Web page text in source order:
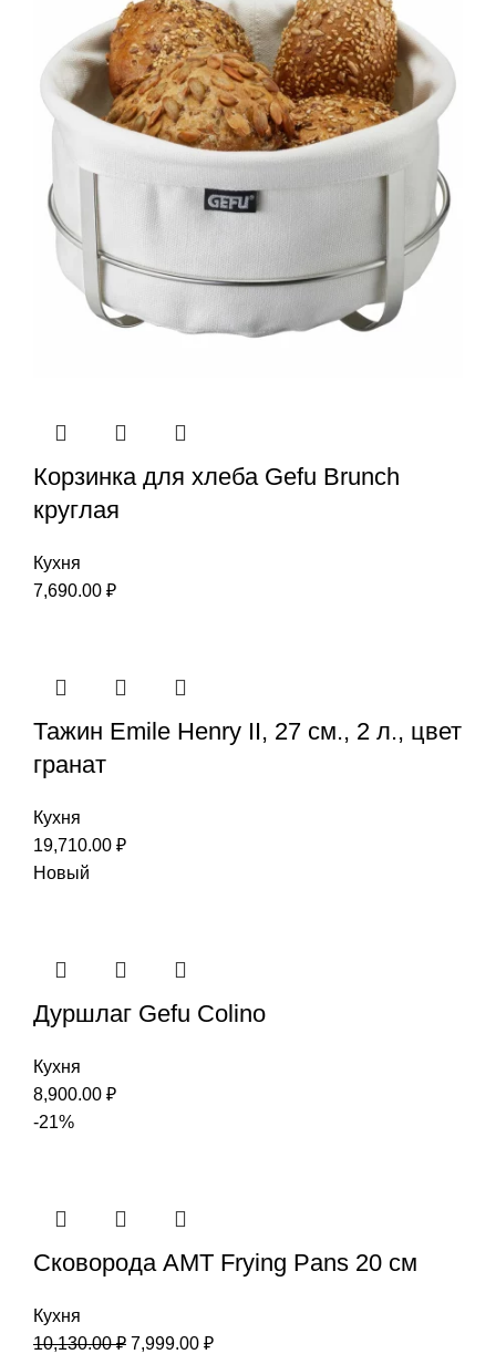
Корзинка для хлеба Gefu Brunch
круглая
Кухня
7,690.00 ₽
Тажин Emile Henry II, 27 см., 2 л., цвет
гранат
Кухня
19,710.00 ₽
Новый
Дуршлаг Gefu Colino
Кухня
8,900.00 ₽
-21%
Сковорода AMT Frying Pans 20 см
Кухня
10,130.00₽ 7,999.00 ₽